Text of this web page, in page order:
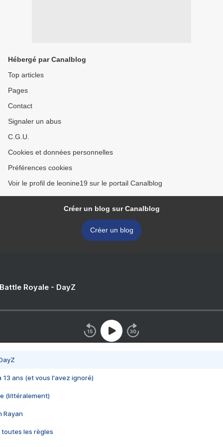
Hébergé par Canalblog
Top articles
Pages
Contact
Signaler un abus
C.G.U.
Cookies et données personnelles
Préférences cookies
Voir le profil de leonine19 sur le portail Canalblog
Créer un blog sur Canalblog
Créer un blog
Royale - DayZ
13 ans (et vous l'avez ignoré)
(littéralement)
Rayan
toutes les règles